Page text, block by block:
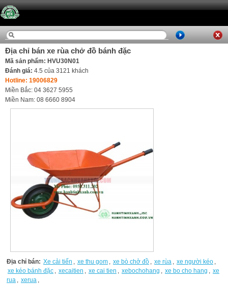
Địa chỉ bán xe rùa chở đồ bánh đặc
Mã sản phẩm: HVU30N01
Đánh giá: 4.5 của 3121 khách
Hotline: 19006829
Miền Bắc: 04 3627 5955
Miền Nam: 08 6660 8904
Địa chỉ bán: Xe cải tiến , xe thu gom , xe bò chở đồ , xe rùa , xe người kéo ,
xe kéo bánh đặc , xecaitien , xe cai tien , xebochohang , xe bo cho hang , xe
rua , xerua ,